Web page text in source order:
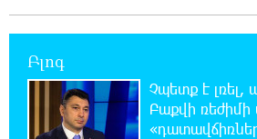
քաղաքացու մահվան
20:42:28 6-08-2026
Բլոգ
Չպետք է լռել,
Բաքվի